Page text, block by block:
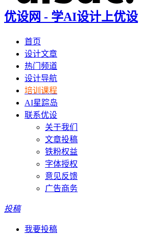
优设网 - 学AI设计上优设
首页
设计文章
热门频道
设计导航
培训课程
AI星踪岛
联系优设
关于我们
文章投稿
铁粉权益
字体授权
意见反馈
广告商务
投稿
我要投稿